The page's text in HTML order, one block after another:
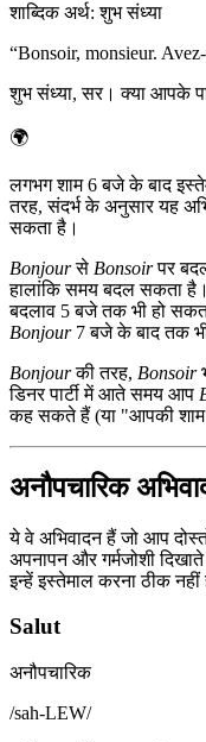
शाब्दिक अर्थ: शुभ संध्या
“Bonsoir, monsieur.
शुभ संध्या, सर। क्या आपके
🌍
लगभग शाम 6 बजे के बाद
तरह, संदर्भ के अनुसार यह
सकता है।
Bonjourसे Bonsoirपर
हालांकि समय बदल सकता है।
बदलाव 5 बजे तक भी हो
Bonjour7 बजे के बाद तक
Bonjourकी तरह, Bonsoir
डिनर पार्टी में आते समय आप
कह सकते हैं (या "आपकी शाम
अनौपचारिक
ये वे अभिवादन हैं जो आप
अपनापन और गर्मजोशी
इन्हें इस्तेमाल करना ठीक नहीं
Salut
अनौपचारिक
/sah-LEW/